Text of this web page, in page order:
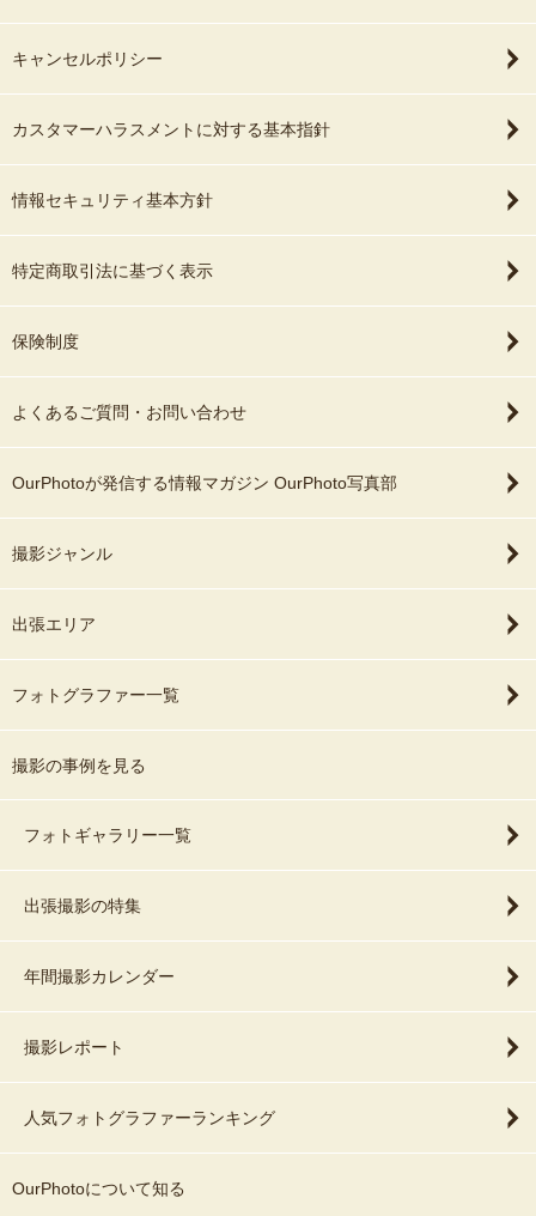
キャンセルポリシー
カスタマーハラスメントに対する基本指針
情報セキュリティ基本方針
特定商取引法に基づく表示
保険制度
よくあるご質問・お問い合わせ
OurPhotoが発信する情報マガジン OurPhoto写真部
撮影ジャンル
出張エリア
フォトグラファー一覧
撮影の事例を見る
フォトギャラリー一覧
出張撮影の特集
年間撮影カレンダー
撮影レポート
人気フォトグラファーランキング
OurPhotoについて知る